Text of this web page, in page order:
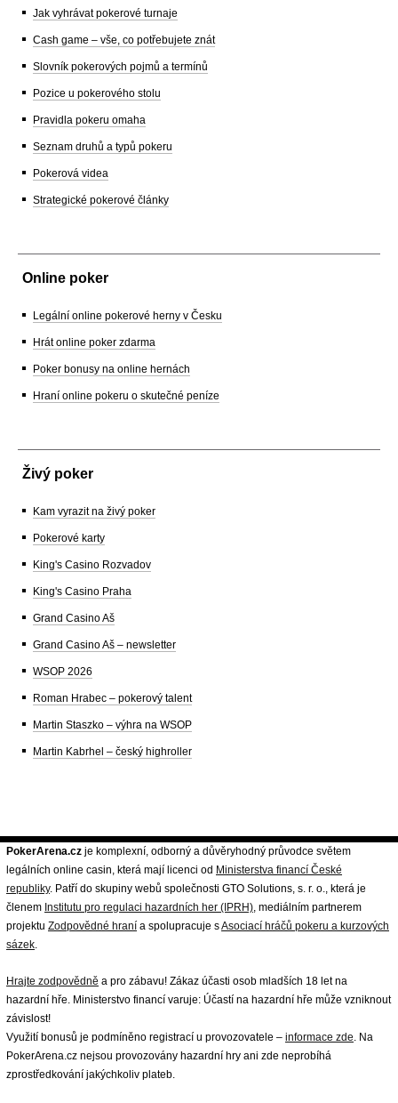
Jak vyhrávat pokerové turnaje
Cash game – vše, co potřebujete znát
Slovník pokerových pojmů a termínů
Pozice u pokerového stolu
Pravidla pokeru omaha
Seznam druhů a typů pokeru
Pokerová videa
Strategické pokerové články
Online poker
Legální online pokerové herny v Česku
Hrát online poker zdarma
Poker bonusy na online hernách
Hraní online pokeru o skutečné peníze
Živý poker
Kam vyrazit na živý poker
Pokerové karty
King's Casino Rozvadov
King's Casino Praha
Grand Casino Aš
Grand Casino Aš – newsletter
WSOP 2026
Roman Hrabec – pokerový talent
Martin Staszko – výhra na WSOP
Martin Kabrhel – český highroller
PokerArena.cz je komplexní, odborný a důvěryhodný průvodce světem
legálních online casin, která mají licenci od Ministerstva financí České
republiky. Patří do skupiny webů společnosti GTO Solutions, s. r. o., která je
členem Institutu pro regulaci hazardních her (IPRH) , mediálním partnerem
projektu Zodpovědné hraní a spolupracuje sAsociací hráčů pokeru a kurzových
sázek
Hrajte zodpovědně a pro zábavu! Zákaz účasti osob mladších 18 let na
hazardní hře. Ministerstvo financí varuje: Účastí na hazardní hře může vzniknout
závislost!
Využití bonusů je podmíněno registrací u provozovatele – informace zde . Na
PokerArena.cz nejsou provozovány hazardní hry ani zde neprobíhá
zprostředkování jakýchkoliv plateb.